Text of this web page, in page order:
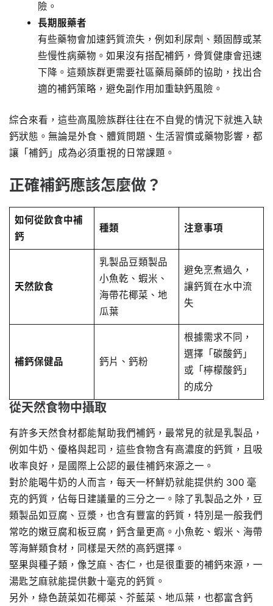
險。
長期服藥者
有些藥物會加速鈣質流失，例如利尿劑、類固醇或某
些慢性病藥物。如果沒有搭配補鈣，骨質健康會迅速
下降。這類族群更需要社區藥局藥師的協助，找出合
適的補鈣策略，避免副作用加重缺鈣風險。
綜合來看，這些高風險族群往往在不自覺的情況下就進入缺
鈣狀態。無論是外食、體質問題、生活習慣或藥物影響，都
讓「補鈣」成為必須重視的日常課題。
正確補鈣應該怎麼做？
如何從飲食中補
鈣
種類 注意事項
天然飲食
乳製品豆類製品
小魚乾、蝦米、
海帶花椰菜、地
瓜葉
避免烹煮過久，
讓鈣質在水中流
失
補鈣保健品 鈣片、鈣粉
根據需求不同，
選擇「碳酸鈣」
或「檸檬酸鈣」
的成分
從天然食物中攝取
有許多天然食材都能幫助我們補鈣，最常見的就是乳製品，
例如牛奶、優格與起司，這些食物含有高濃度的鈣質，且吸
收率良好，是國際上公認的最佳補鈣來源之一。
對於能喝牛奶的人而言，每天一杯鮮奶就能提供約 300 毫
克的鈣質，佔每日建議量的三分之一。除了乳製品之外，豆
類製品如豆腐、豆漿，也含有豐富的鈣質，特別是一般我們
常吃的嫩豆腐和板豆腐，鈣含量更高。小魚乾、蝦米、海帶
等海鮮類食材，同樣是天然的高鈣選擇。
堅果與種子類，像芝麻、杏仁，也是很重要的補鈣來源，一
湯匙芝麻就能提供數十毫克的鈣質。
另外，綠色蔬菜如花椰菜、芥藍菜、地瓜葉，也都富含鈣